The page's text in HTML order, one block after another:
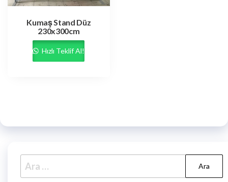
Kumaş Stand Düz
230x300cm
Hızlı Teklif Al!